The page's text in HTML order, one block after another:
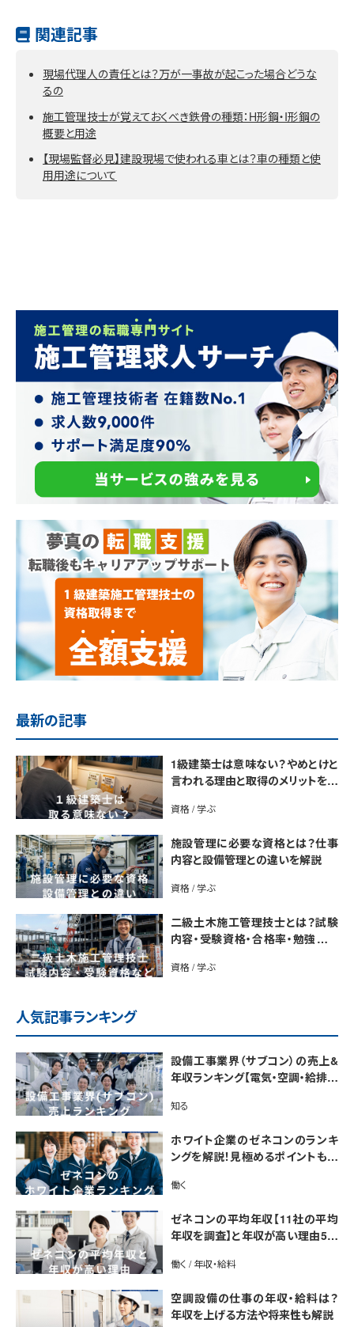
関連記事
現場代理人の責任とは？万が一事故が起こった場合どうな
るの
施工管理技士が覚えておくべき鉄骨の種類：H形鋼・I形鋼の
概要と用途
【現場監督必見】建設現場で使われる車とは？車の種類と使
用用途について
最新の記事
1級建築士は意味ない？やめとけと
言われる理由と取得のメリットを解
資格 / 学ぶ
施設管理に必要な資格とは？仕事
内容と設備管理との違いを解説
資格 / 学ぶ
二級土木施工管理技士とは？試験
内容・受験資格・合格率・勉強法を
資格 / 学ぶ
人気記事ランキング
設備工事業界（サブコン）の売上&
年収ランキング【電気・空調・給排水
市場規模も解説
知る
ホワイト企業のゼネコンのランキ
ングを解説！見極めるポイントも紹
働く
ゼネコンの平均年収【11社の平均
年収を調査】と年収が高い理由5選
働く / 年収・給料
空調設備の仕事の年収・給料は？
年収を上げる方法や将来性も解説